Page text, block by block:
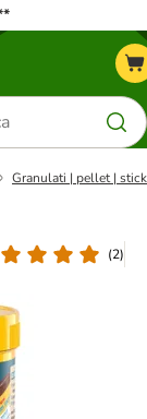
Granulati | pellet | stick
(2)